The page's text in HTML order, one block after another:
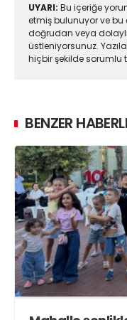
UYARI: Bu içeriğe
etmiş bulunuyor ve bu
doğrudan veya
üstleniyorsunuz.
hiçbir şekilde sorumlu
BENZER